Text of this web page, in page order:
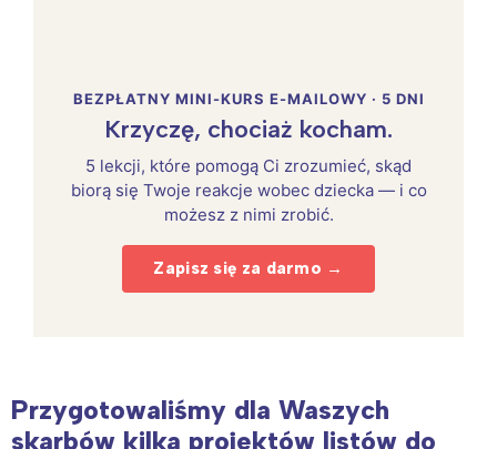
BEZPŁATNY MINI-KURS E-MAILOWY · 5 DNI
Krzyczę, chociaż kocham.
5 lekcji, które pomogą Ci zrozumieć, skąd
biorą się Twoje reakcje wobec dziecka — i co
możesz z nimi zrobić.
Zapisz się za darmo →
Przygotowaliśmy dla Waszych
skarbów kilka projektów listów do